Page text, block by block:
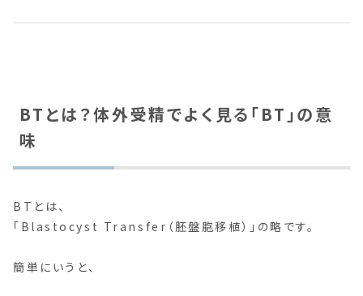
BTとは？体外受精でよく見る「BT」の意
味
BTとは、
「Blastocyst Transfer（胚盤胞移植）」の略です。
簡単にいうと、